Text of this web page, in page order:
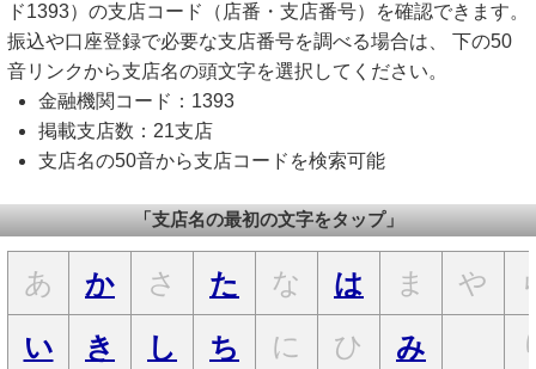
ド1393）の支店コード（店番・支店番号）を確認できます。
振込や口座登録で必要な支店番号を調べる場合は、 下の50
音リンクから支店名の頭文字を選択してください。
金融機関コード：1393
掲載支店数：21支店
支店名の50音から支店コードを検索可能
「支店名の最初の文字をタップ」
あ か さ た な は ま や
い
き し ち に ひ み